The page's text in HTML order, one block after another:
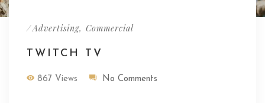
/Advertising, Commercial
TWITCH TV
867 Views No Comments